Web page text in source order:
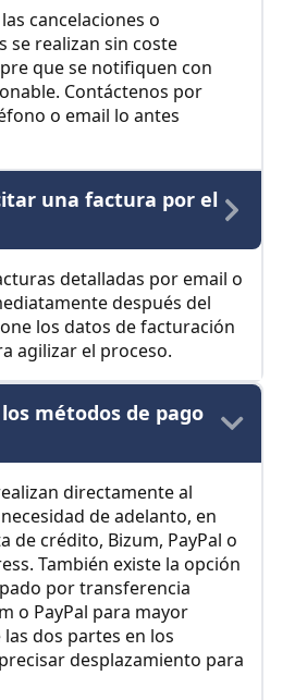
cancelaciones o
se realizan sin coste
que se notifiquen con
Contáctenos por
o email lo antes
una factura por el
detalladas por email o
después del
los datos de facturación
agilizar el proceso.
métodos de pago
directamente al
de adelanto, en
de crédito, Bizum, PayPal o
También existe la opción
por transferencia
o PayPal para mayor
dos partes en los
desplazamiento para